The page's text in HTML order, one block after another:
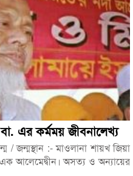
এর কর্মময় জীবনালেখ্য
/ জন্মস্থান :- মাওলানা শায়খ জিয়া
এক আলেমেদ্বীন। অসত্য ও অন্যায়ের